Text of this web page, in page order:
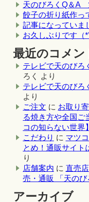
天のびろくQ＆A
餃子の折り紙作っ
記事になっていま
お久しぶりです（
最近のコメン
テレビで天のびろ
ろく
より
テレビで天のびろ
より
ご注文 に お取り
る焼き方や全国ご
コの知らない世界
こだわり に マツ
とめ！通販サイト
り
店舗案内 に 直売
売・通販 「天のび
アーカイブ